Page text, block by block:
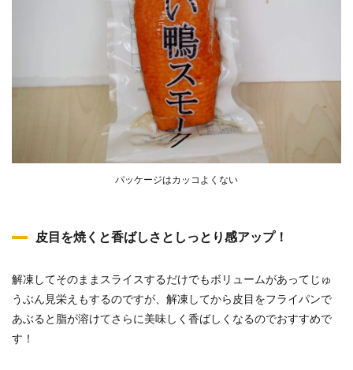
パッケージはカッコよくない
皮目を焼くと香ばしさとしっとり感アップ！
解凍してそのままスライスするだけでもボリュームがあってじゅ
うぶん見栄えもするのですが、解凍してから皮目をフライパンで
あぶると脂が溶けてさらに美味しく香ばしくなるのでおすすめで
す！